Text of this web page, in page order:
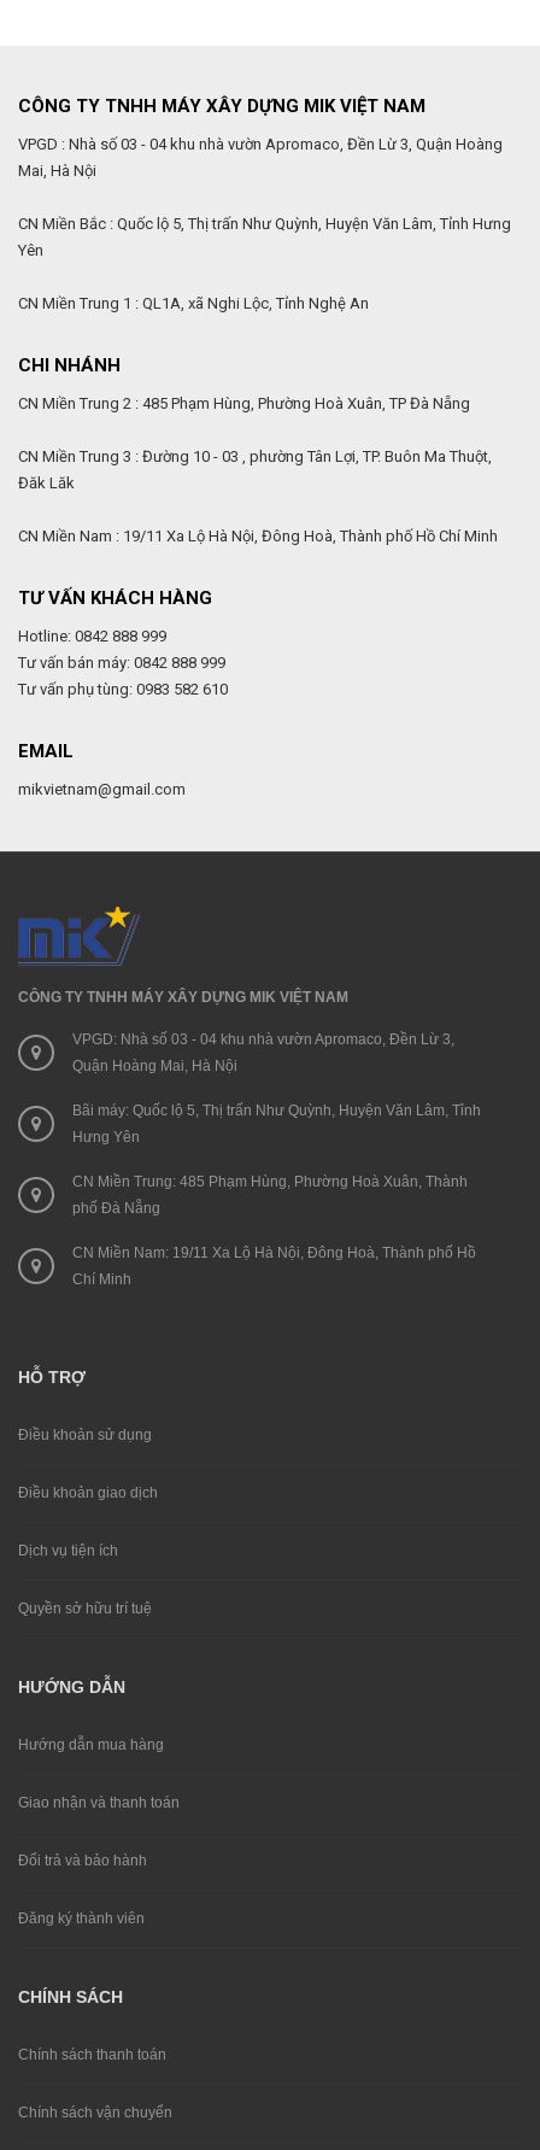
CÔNG TY TNHH MÁY XÂY DỰNG MIK VIỆT NAM
VPGD : Nhà số 03 - 04 khu nhà vườn Apromaco, Đền Lừ 3, Quận Hoàng
Mai, Hà Nội
CN Miền Bắc : Quốc lộ 5, Thị trấn Như Quỳnh, Huyện Văn Lâm, Tỉnh Hưng
Yên
CN Miền Trung 1 : QL1A, xã Nghi Lộc, Tỉnh Nghệ An
CHI NHÁNH
CN Miền Trung 2 : 485 Phạm Hùng, Phường Hoà Xuân, TP Đà Nẵng
CN Miền Trung 3 : Đường 10 - 03 , phường Tân Lợi, TP. Buôn Ma Thuột,
Đăk Lăk
CN Miền Nam : 19/11 Xa Lộ Hà Nội, Đông Hoà, Thành phố Hồ Chí Minh
TƯ VẤN KHÁCH HÀNG
Hotline: 0842 888 999
Tư vấn bán máy: 0842 888 999
Tư vấn phụ tùng: 0983 582 610
EMAIL
mikvietnam@gmail.com
CÔNG TY TNHH MÁY XÂY DỰNG MIK VIỆT NAM
VPGD: Nhà số 03 - 04 khu nhà vườn Apromaco, Đền Lừ 3,
Quận Hoàng Mai, Hà Nội
Bãi máy: Quốc lộ 5, Thị trấn Như Quỳnh, Huyện Văn Lâm, Tỉnh
Hưng Yên
CN Miền Trung: 485 Phạm Hùng, Phường Hoà Xuân, Thành
phố Đà Nẵng
CN Miền Nam: 19/11 Xa Lộ Hà Nội, Đông Hoà, Thành phố Hồ
Chí Minh
HỖ TRỢ
Điều khoản sử dụng
Điều khoản giao dịch
Dịch vụ tiện ích
Quyền sở hữu trí tuệ
HƯỚNG DẪN
Hướng dẫn mua hàng
Giao nhận và thanh toán
Đổi trả và bảo hành
Đăng ký thành viên
CHÍNH SÁCH
Chính sách thanh toán
Chính sách vận chuyển